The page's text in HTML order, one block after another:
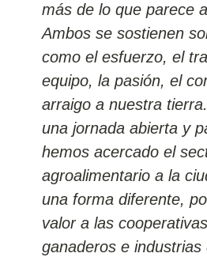
más de lo que parece
Ambos se sostienen
como el esfuerzo, el
equipo, la pasión, el
arraigo a nuestra
una jornada abierta y
hemos acercado el
agroalimentario a la
una forma diferente,
valor a las
ganaderos e industrias